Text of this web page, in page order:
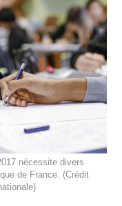
nécessite divers
de France. (Crédit